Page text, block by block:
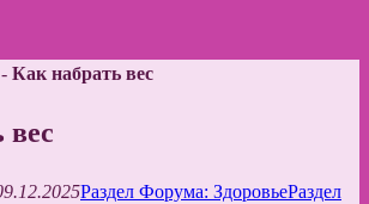
- Как набрать вес
вес
Раздел Форума: ЗдоровьеРаздел